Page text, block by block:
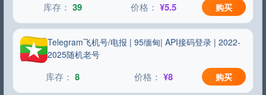
¥5.5
39 购买
Telegram飞机号/电报 | 95缅甸| API接码登录 | 2022-
2025随机老号
¥8
8 购买